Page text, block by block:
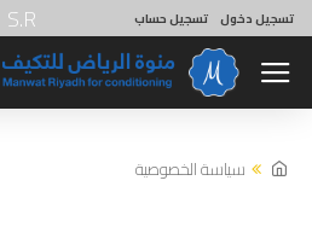
تسجيل دخول تسجيل حساب S.R
سياسة الخصوصية